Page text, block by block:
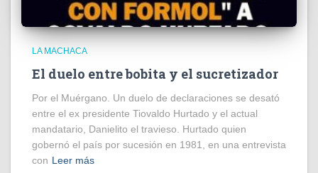
LA MACHACA
El duelo entre bobita y el sucretizador
Por el Muérgano. Un duelo de declaraciones se desató
entre el ex presidente Tiovaldo Hurtado y el actual
mandatario, Danielito el travieso. Hurtado quien
gobernó el país por sucesión en 1981, en una entrevista
con Leer más